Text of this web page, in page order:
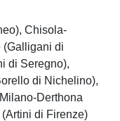
Chisola-
(Galligani di
di Seregno),
di Nichelino),
Derthona
di Firenze)